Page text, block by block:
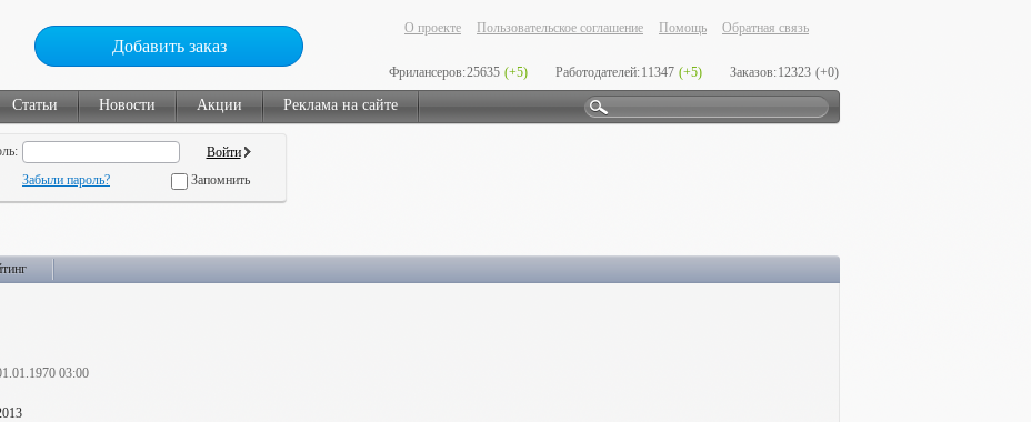
Добавить заказ
О проекте Пользовательское соглашение Помощь Обратная связь
Фрилансеров:25635 (+5) Работодателей:11347 (+5) Заказов:12323 (+0)
Статьи Новости Акции Реклама на сайте
Забыли пароль? Запомнить
03:00